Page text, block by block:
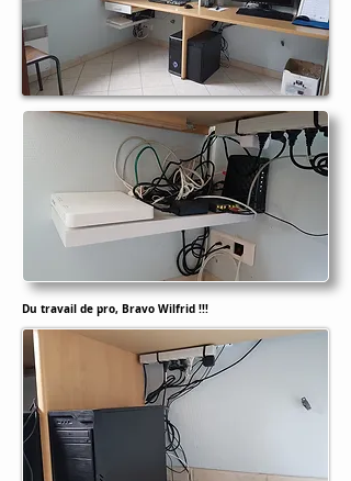
Du travail de pro, Bravo Wilfrid !!!